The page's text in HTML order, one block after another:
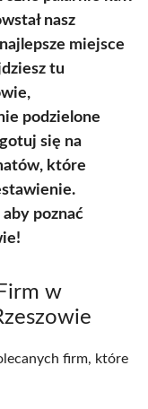
nasz
miejsce
tu
podzielone
się na
które
poznać
w
firm, które